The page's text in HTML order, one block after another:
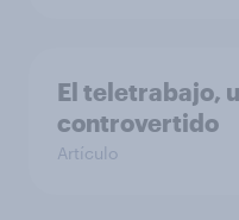
El teletrabajo,
controvertido
Artículo